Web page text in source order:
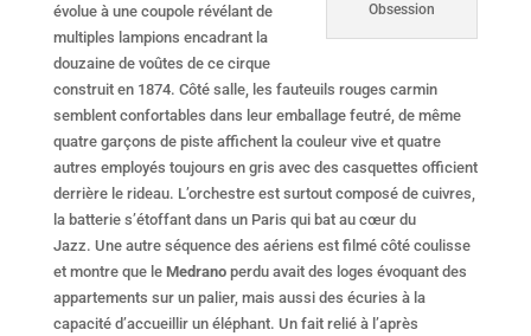
Obsession
évolue à une coupole révélant de
multiples lampions encadrant la
douzaine de voûtes de ce cirque
construit en 1874. Côté salle, les fauteuils rouges carmin
semblent confortables dans leur emballage feutré, de même
quatre garçons de piste affichent la couleur vive et quatre
autres employés toujours en gris avec des casquettes officient
derrière le rideau. L’orchestre est surtout composé de cuivres,
la batterie s’étoffant dans un Paris qui bat au cœur du
Jazz. Une autre séquence des aériens est filmé côté coulisse
et montre que le Medranoperdu avait des loges évoquant des
appartements sur un palier, mais aussi des écuries à la
capacité d’accueillir un éléphant. Un fait relié à l’après